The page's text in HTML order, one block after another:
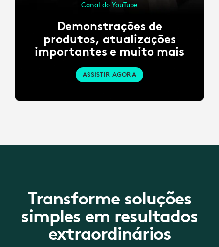
Canal do YouTube
Demonstrações de
produtos, atualizações
importantes e muito mais
ASSISTIR AGORA
Transforme soluções
simples em resultados
extraordinários